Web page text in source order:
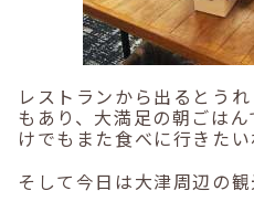
レストランから出るとう
もあり、大満足の朝ごは
けでもまた食べに行きたい
そして今日は大津周辺の観